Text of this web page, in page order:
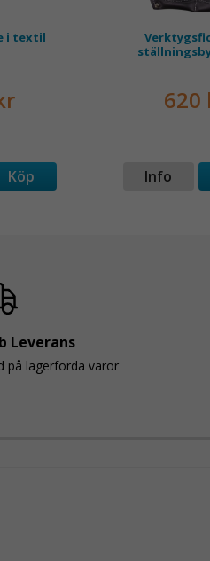
i textil
Köp
620
Info
Leverans
på lagerförda varor